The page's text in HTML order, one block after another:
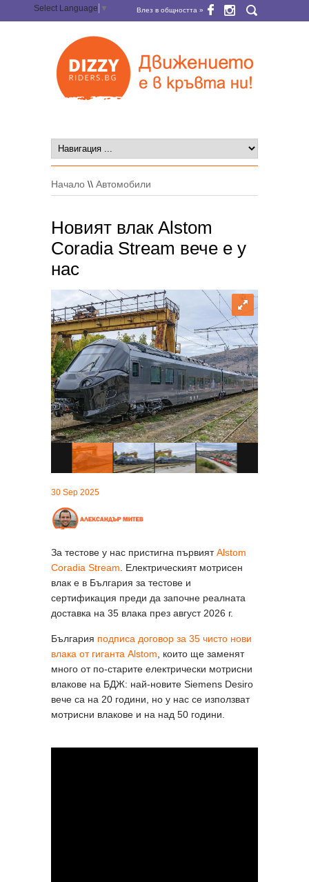
Select Language ▼ Влез в общността »
Начало \\ Автомобили
Новият влак Alstom
Coradia Stream вече е у
нас
30 Sep 2025
За тестове у нас пристигна първиятAlstom
Coradia Stream . Електрическият мотрисен
влак е в България за тестове и
сертификация преди да започне реалната
доставка на 35 влака през август 2026 г.
България подписа договор за 35 чисто нови
влака от гиганта Alstom , които ще заменят
много от по-старите електрически мотрисни
влакове на БДЖ: най-новите Siemens Desiro
вече са на 20 години, но у нас се използват
мотрисни влакове и на над 50 години.